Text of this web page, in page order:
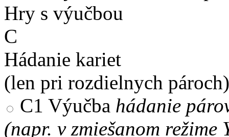
Hry s výučbou
C
Hádanie kariet
(len pri rozdielnych pároch)
C1 Výučba hádanie
(napr. v zmiešanom režime